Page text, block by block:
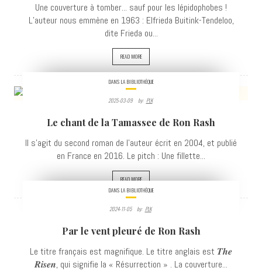
Une couverture à tomber... sauf pour les lépidophobes !
L’auteur nous emmène en 1963 : Elfrieda Buitink-Tendeloo,
dite Frieda ou...
READ MORE
DANS LA BIBLIOTHÈQUE
2025-03-09 By: PLK
Le chant de la Tamassee de Ron Rash
Il s’agit du second roman de l’auteur écrit en 2004, et publié
en France en 2016. Le pitch : Une fillette...
READ MORE
DANS LA BIBLIOTHÈQUE
2024-11-05 By: PLK
Par le vent pleuré de Ron Rash
Le titre français est magnifique. Le titre anglais est 𝑻𝒉𝒆
𝑹𝒊𝒔𝒆𝒏, qui signifie la « Résurrection » . La couverture...